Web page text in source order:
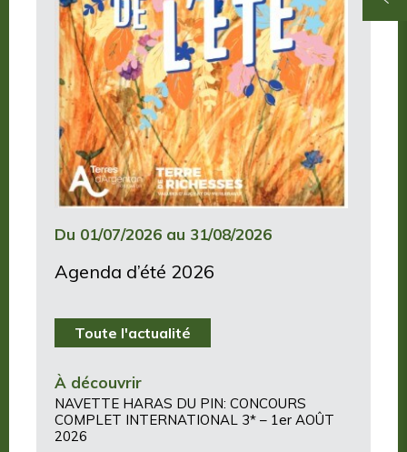
Du 01/07/2026 au 31/08/2026
Agenda d’été 2026
Toute l'actualité
À découvrir
NAVETTE HARAS DU PIN: CONCOURS
COMPLET INTERNATIONAL 3* – 1er AOÛT
2026